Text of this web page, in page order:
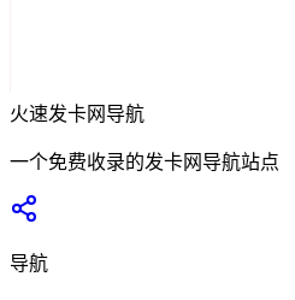
火速发卡网导航
一个免费收录的发卡网导航站点
导航